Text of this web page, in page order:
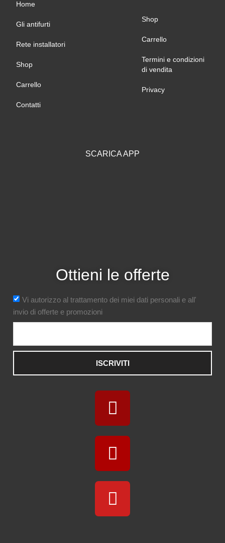
Home
Gli antifurti
Rete installatori
Shop
Carrello
Contatti
Shop
Carrello
Termini e condizioni
di vendita
Privacy
SCARICA APP
Ottieni le offerte
Vi autorizzo al trattamento dei miei dati personali e all'
invio di offerte e promozioni
ISCRIVITI